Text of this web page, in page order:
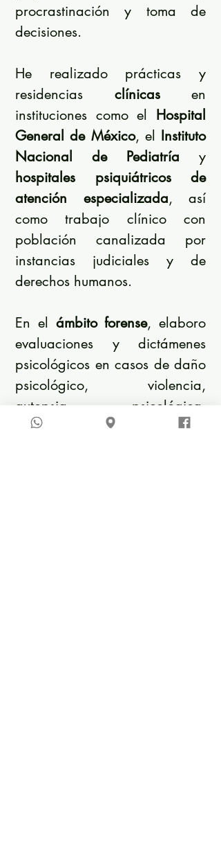
procrastinación y toma de
decisiones.
He realizado prácticas y
residencias clínicasen
instituciones como el Hospital
General de México, el Instituto
Nacional de Pediatría y
hospitales psiquiátricos de
atención especializada, así
como trabajo clínico con
población canalizada por
instancias judiciales y de
derechos humanos.
En el ámbito forense, elaboro
evaluaciones y dictámenes
psicológicos en casos de daño
psicológico, violencia,
autopsia psicológica,
inimputabilidad y evaluación